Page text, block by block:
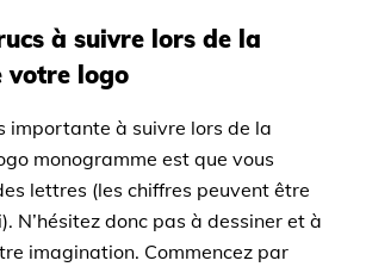
à suivre lors de la
votre logo
importante à suivre lors de la
monogramme est que vous
lettres (les chiffres peuvent être
N’hésitez donc pas à dessiner et à
imagination. Commencez par